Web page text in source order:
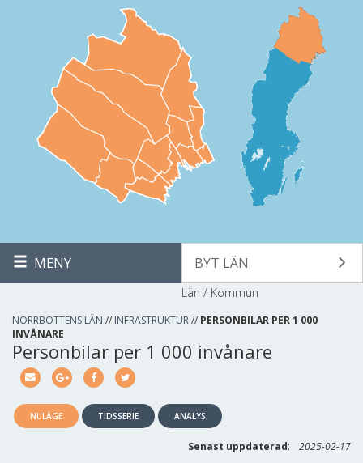
MENY BYT LÄN
Län / Kommun
NORRBOTTENS LÄN // INFRASTRUKTUR// PERSONBILAR PER 1 000
INVÅNARE
Personbilar per 1 000 invånare
NULÄGE TIDSSERIE ANALYS
Senast uppdaterad: 2025-02-17